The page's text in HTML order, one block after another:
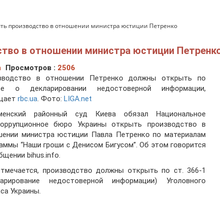
производство в отношении министра юстиции Петренко
в отношении министра юстиции
Просмотров : 2506
в отношении Петренко должны открыть по
о декларировании недостоверной информации,
rbc.ua. Фото: LIGA.net
районный суд Киева обязал Национальное
бюро Украины открыть производство в
министра юстиции Павла Петренко по материалам
“Наши гроши с Денисом Бигусом”. Об этом говорится
bihus.info.
производство должны открыть по ст. 366-1
недостоверной информации) Уголовного
Украины.